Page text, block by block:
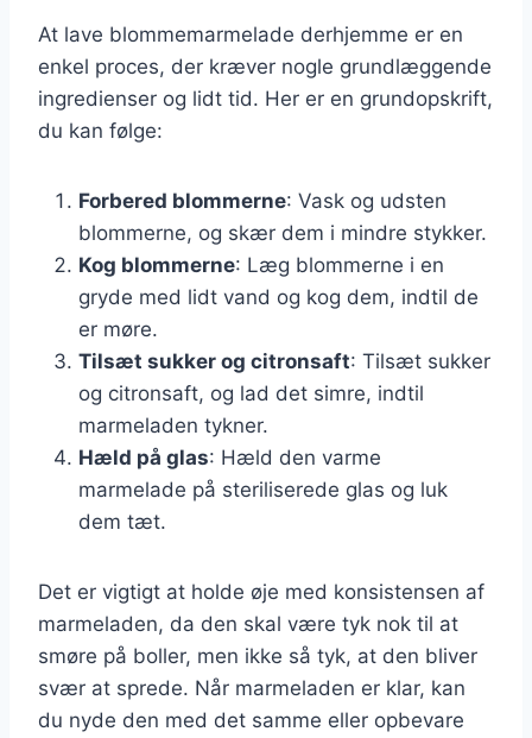
At lave blommemarmelade derhjemme er en
enkel proces, der kræver nogle grundlæggende
ingredienser og lidt tid. Her er en grundopskrift,
du kan følge:
Forbered blommerne: Vask og udsten
blommerne, og skær dem i mindre stykker.
Kog blommerne: Læg blommerne i en
gryde med lidt vand og kog dem, indtil de
er møre.
Tilsæt sukker og citronsaft: Tilsæt sukker
og citronsaft, og lad det simre, indtil
marmeladen tykner.
Hæld på glas: Hæld den varme
marmelade på steriliserede glas og luk
dem tæt.
Det er vigtigt at holde øje med konsistensen af
marmeladen, da den skal være tyk nok til at
smøre på boller, men ikke så tyk, at den bliver
svær at sprede. Når marmeladen er klar, kan
du nyde den med det samme eller opbevare